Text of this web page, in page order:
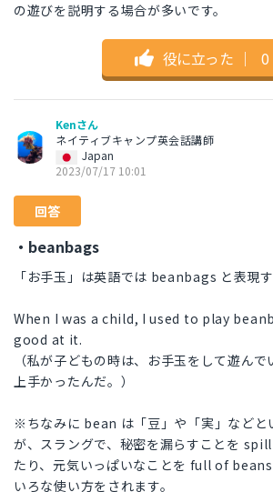
の遊びを説明する場合が多いです。
役に立った ｜ 0
Kenさん
ネイティブキャンプ英会話講師
Japan
2023/07/17 10:01
回答
・beanbags
「お手玉」は英語では beanbags と表現
When I was a child, I used to play
good at it.
（私が子どもの時は、お手玉をして遊ん
上手かったんだ。）
※ちなみに bean は「豆」や「実」などと
が、スラングで、秘密を漏らすことを
たり、元気いっぱいなことを full of
いろな使い方をされます。